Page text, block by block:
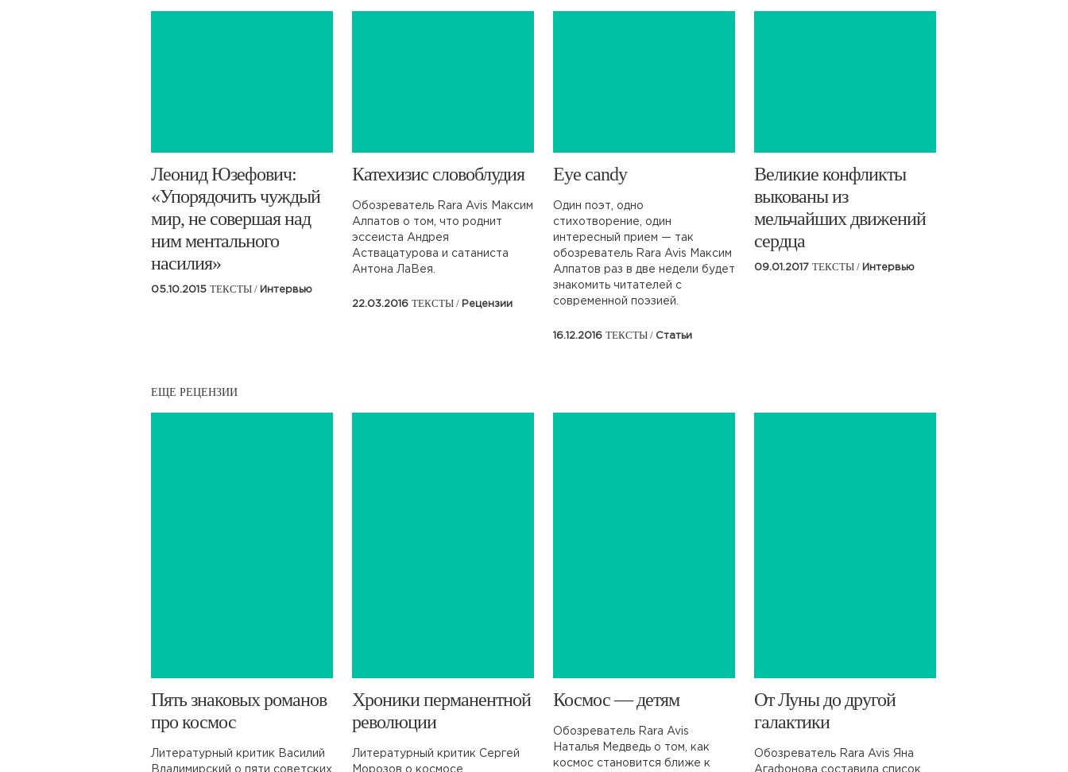
​Леонид Юзефович:
«Упорядочить чуждый
мир, не совершая над
ним ментального
насилия»
05.10.2015 ТЕКСТЫ / Интервью
​Катехизис словоблудия
Обозреватель Rara Avis Максим
Алпатов о том, что роднит
эссеиста Андрея
Аствацатурова и сатаниста
Антона ЛаВея.
22.03.2016 ТЕКСТЫ / Рецензии
​Eye candy
Один поэт, одно
стихотворение, один
интересный прием — так
обозреватель Rara Avis Максим
Алпатов раз в две недели будет
знакомить читателей с
современной поэзией.
16.12.2016 ТЕКСТЫ / Статьи
​Великие конфликты
выкованы из
мельчайших движений
сердца
09.01.2017 ТЕКСТЫ / Интервью
ЕЩЕ РЕЦЕНЗИИ
​Пять знаковых романов
про космос
Литературный критик Василий
Владимирский о пяти советских
​Хроники перманентной
революции
Литературный критик Сергей
Морозов о космосе,
​Космос — детям
Обозреватель Rara Avis
Наталья Медведь о том, как
космос становится ближе к
​От Луны до другой
галактики
Обозреватель Rara Avis Яна
Агафонова составила список